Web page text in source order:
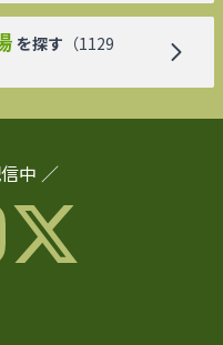
を探す （1129
中 ／